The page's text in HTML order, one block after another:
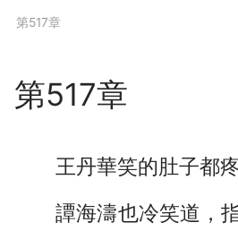
第517章
王丹華笑的肚子都疼
譚海濤也冷笑道，指
第517章